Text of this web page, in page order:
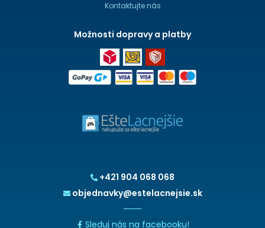
+421 904 068 068
objednavky@estelacnejsie.sk
Sleduj nás na facebooku!
Kontaktujte nás
Možnosti dopravy a platby